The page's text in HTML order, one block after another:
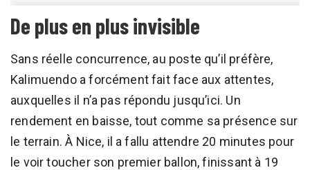
De plus en plus invisible
Sans réelle concurrence, au poste qu’il préfère,
Kalimuendo a forcément fait face aux attentes,
auxquelles il n’a pas répondu jusqu’ici. Un
rendement en baisse, tout comme sa présence sur
le terrain. À Nice, il a fallu attendre 20 minutes pour
le voir toucher son premier ballon, finissant à 19